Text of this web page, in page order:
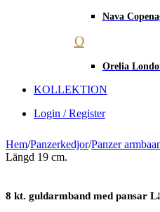
Nava
O
Orelia
KOLLEKTION
Login / Register
Hem/Panzerkedjor/Panzer
Längd 19 cm.
8 kt. guldarmband med pansar